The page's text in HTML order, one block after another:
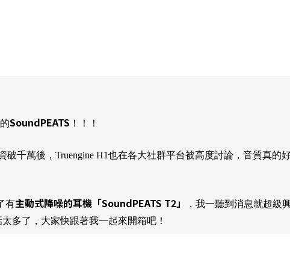
SoundPEATS ！！！
破千萬後，Truengine H1也在各大社群平台被高度討論，音質真
有主動式降噪的耳機「SoundPEATS T2」
，我一聽到消息就超級
多了，大家快跟著我一起來開箱吧！